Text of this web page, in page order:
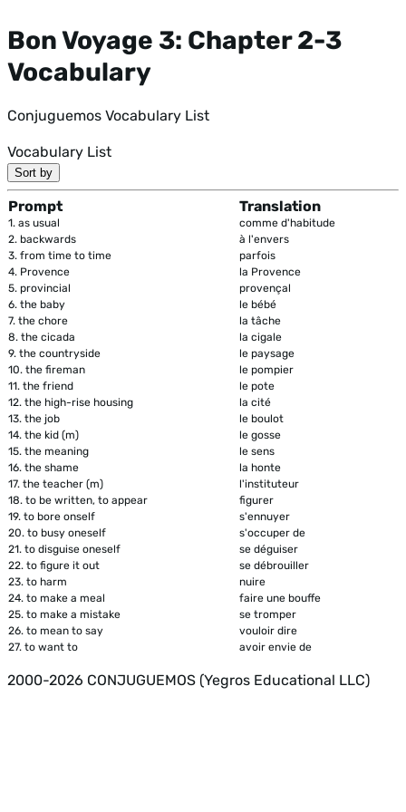
Bon Voyage 3: Chapter 2-3
Vocabulary
Conjuguemos Vocabulary List
Vocabulary List
Sort by
Prompt Translation
1. as usual
comme d'habitude
2. backwards
à l'envers
3. from time to time
parfois
4. Provence
la Provence
5. provincial
provençal
6. the baby
le bébé
7. the chore
la tâche
8. the cicada
la cigale
9. the countryside
le paysage
10. the fireman
le pompier
11. the friend
le pote
12. the high-rise housing
la cité
13. the job
le boulot
14. the kid (m)
le gosse
15. the meaning
le sens
16. the shame
la honte
17. the teacher (m)
l'instituteur
18. to be written, to appear
figurer
19. to bore onself
s'ennuyer
20. to busy oneself
s'occuper de
21. to disguise oneself
se déguiser
22. to figure it out
se débrouiller
23. to harm
nuire
24. to make a meal
faire une bouffe
25. to make a mistake
se tromper
26. to mean to say
vouloir dire
27. to want to avoir envie de
2000-2026 CONJUGUEMOS (Yegros Educational LLC)